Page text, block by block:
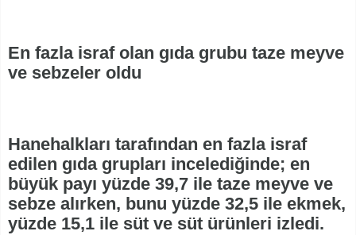
En fazla israf olan gıda grubu taze meyve
ve sebzeler oldu
Hanehalkları tarafından en fazla israf
edilen gıda grupları incelediğinde; en
büyük payı yüzde 39,7 ile taze meyve ve
sebze alırken, bunu yüzde 32,5 ile ekmek,
yüzde 15,1 ile süt ve süt ürünleri izledi.